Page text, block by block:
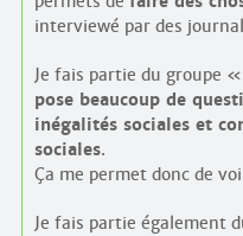
interviewé par des
Je fais partie du groupe
pose beaucoup de
inégalités sociales et
sociales.
Ça me permet donc de
Je fais partie également